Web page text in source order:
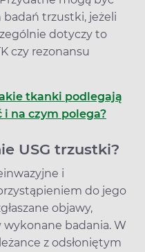
trzustki, jeżeli
dotyczy to
czy rezonansu
tkanki podlegają
na czym polega?
USG trzustki?
i
do jego
objawy,
badania. W
z odsłoniętym